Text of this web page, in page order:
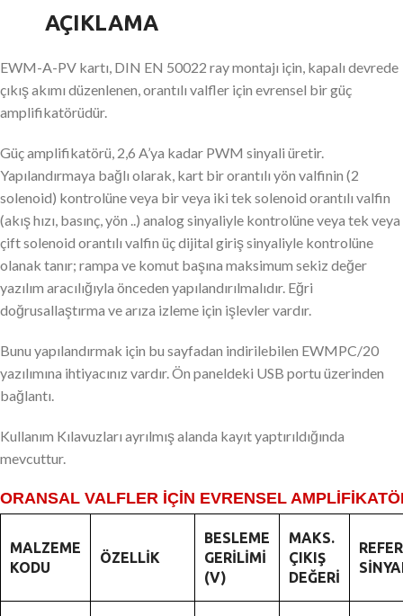
AÇIKLAMA
EWM-A-PV kartı, DIN EN 50022 ray montajı için, kapalı devrede
çıkış akımı düzenlenen, orantılı valfler için evrensel bir güç
amplifikatörüdür.
Güç amplifikatörü, 2,6 A’ya kadar PWM sinyali üretir.
Yapılandırmaya bağlı olarak, kart bir orantılı yön valfinin (2
solenoid) kontrolüne veya bir veya iki tek solenoid orantılı valfin
(akış hızı, basınç, yön ..) analog sinyaliyle kontrolüne veya tek veya
çift solenoid orantılı valfin üç dijital giriş sinyaliyle kontrolüne
olanak tanır; rampa ve komut başına maksimum sekiz değer
yazılım aracılığıyla önceden yapılandırılmalıdır. Eğri
doğrusallaştırma ve arıza izleme için işlevler vardır.
Bunu yapılandırmak için bu sayfadan indirilebilen EWMPC/20
yazılımına ihtiyacınız vardır. Ön paneldeki USB portu üzerinden
bağlantı.
Kullanım Kılavuzları ayrılmış alanda kayıt yaptırıldığında
mevcuttur.
ORANSAL VALFLER İÇİN EVRENSEL
MALZEME
KODU
ÖZELLIK
BESLEME
GERILIMI
(V)
MAKS.
ÇIKIŞ
DEĞERI